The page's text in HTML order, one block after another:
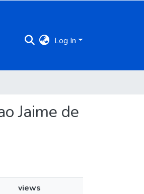
Log In
Jaime de
views